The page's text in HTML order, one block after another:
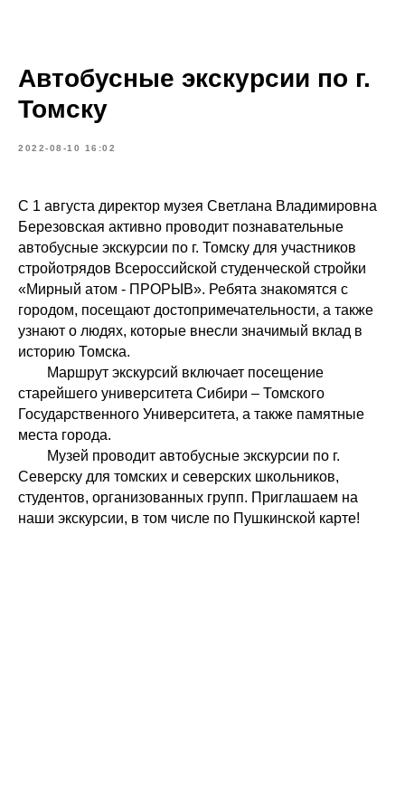
Автобусные экскурсии по г.
Томску
2022-08-10 16:02
С 1 августа директор музея Светлана Владимировна
Березовская активно проводит познавательные
автобусные экскурсии по г. Томску для участников
стройотрядов Всероссийской студенческой стройки
«Мирный атом - ПРОРЫВ». Ребята знакомятся с
городом, посещают достопримечательности, а также
узнают о людях, которые внесли значимый вклад в
историю Томска.
Маршрут экскурсий включает посещение
старейшего университета Сибири – Томского
Государственного Университета, а также памятные
места города.
Музей проводит автобусные экскурсии по г.
Северску для томских и северских школьников,
студентов, организованных групп. Приглашаем на
наши экскурсии, в том числе по Пушкинской карте!